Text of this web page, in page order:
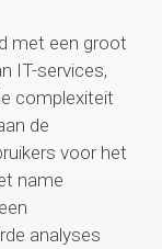
met een groot
IT-services,
complexiteit
de
voor het
name
analyses